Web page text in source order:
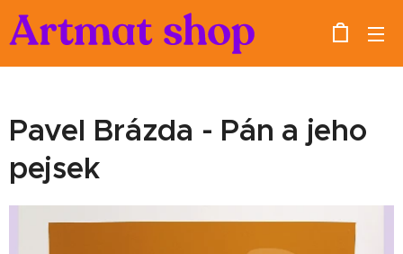
Pavel Brázda - Pán a jeho
pejsek